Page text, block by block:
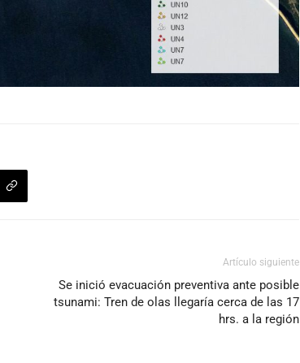
Artículo siguiente
Se inició evacuación preventiva ante posible
tsunami: Tren de olas llegaría cerca de las 17
hrs. a la región